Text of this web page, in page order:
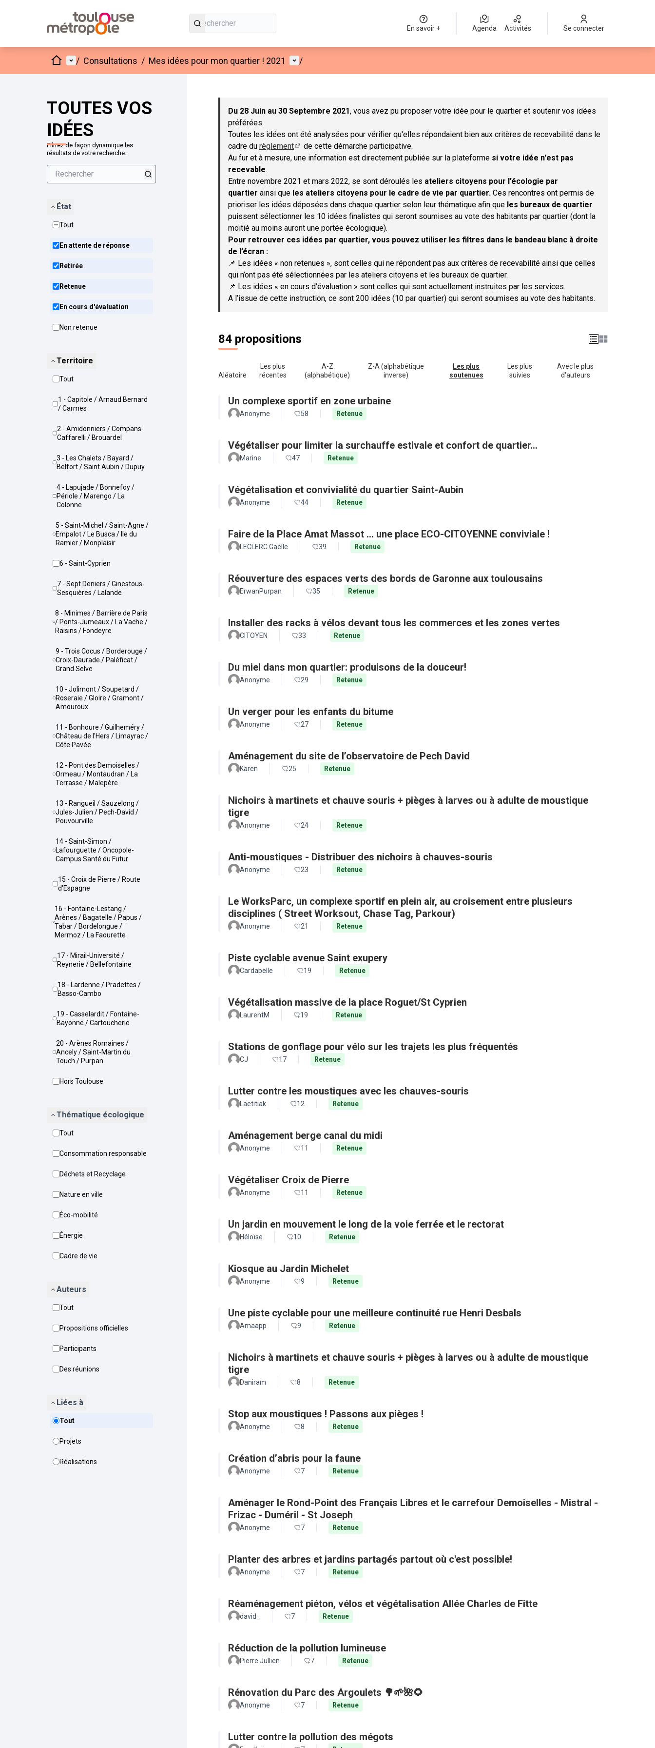
En savoir + Agenda Activités Se connecter
AccueilMenu principal
/ Consultations / Mes idées pour mon quartier ! 2021 Menu utilisateur
/
TOUTES VOS
IDÉES
Filtrez de façon dynamique les
résultats de votre recherche.
État
Tout
En attente de réponse
Retirée
Retenue
En cours d'évaluation
Non retenue
Territoire
Tout
1 - Capitole / Arnaud Bernard
/ Carmes
2 - Amidonniers / Compans-
Caffarelli / Brouardel
3 - Les Chalets / Bayard /
Belfort / Saint Aubin / Dupuy
4 - Lapujade / Bonnefoy /
Périole / Marengo / La
Colonne
5 - Saint-Michel / Saint-Agne /
Empalot / Le Busca / Ile du
Ramier / Monplaisir
6 - Saint-Cyprien
7 - Sept Deniers / Ginestous-
Sesquières / Lalande
8 - Minimes / Barrière de Paris
/ Ponts-Jumeaux / La Vache /
Raisins / Fondeyre
9 - Trois Cocus / Borderouge /
Croix-Daurade / Paléficat /
Grand Selve
10 - Jolimont / Soupetard /
Roseraie / Gloire / Gramont /
Amouroux
11 - Bonhoure / Guilheméry /
Château de l'Hers / Limayrac /
Côte Pavée
12 - Pont des Demoiselles /
Ormeau / Montaudran / La
Terrasse / Malepère
13 - Rangueil / Sauzelong /
Jules-Julien / Pech-David /
Pouvourville
14 - Saint-Simon /
Lafourguette / Oncopole-
Campus Santé du Futur
15 - Croix de Pierre / Route
d'Espagne
16 - Fontaine-Lestang /
Arènes / Bagatelle / Papus /
Tabar / Bordelongue /
Mermoz / La Faourette
17 - Mirail-Université /
Reynerie / Bellefontaine
18 - Lardenne / Pradettes /
Basso-Cambo
19 - Casselardit / Fontaine-
Bayonne / Cartoucherie
20 - Arènes Romaines /
Ancely / Saint-Martin du
Touch / Purpan
Hors Toulouse
Thématique écologique
Tout
Consommation responsable
Déchets et Recyclage
Nature en ville
Éco-mobilité
Énergie
Cadre de vie
Auteurs
Tout
Propositions officielles
Participants
Des réunions
Liées à
Tout
Projets
Réalisations
Passer la carte
Du 28 Juin au 30 Septembre 2021, vous avez pu proposer votre idée pour le quartier et soutenir vos idées
préférées.
Toutes les idées ont été analysées pour vérifier qu'elles répondaient bien aux critères de recevabilité dans le
cadre du règlement
(S'ouvre dans un nouvel onglet)
de cette démarche participative.
Au fur et à mesure, une information est directement publiée sur la plateforme si votre idée n'est pas
recevable.
Entre novembre 2021 et mars 2022, se sont déroulés les ateliers citoyens pour l’écologie par
quartier ainsi que les ateliers citoyens pour le cadre de vie par quartier. Ces rencontres ont permis de
prioriser les idées déposées dans chaque quartier selon leur thématique afin que les bureaux de quartier
puissent sélectionner les 10 idées finalistes qui seront soumises au vote des habitants par quartier (dont la
moitié au moins auront une portée écologique).
Pour retrouver ces idées par quartier, vous pouvez utiliser les filtres dans le bandeau blanc à droite
de l’écran :
📌 Les idées « non retenues », sont celles qui ne répondent pas aux critères de recevabilité ainsi que celles
qui n’ont pas été sélectionnées par les ateliers citoyens et les bureaux de quartier.
📌 Les idées « en cours d’évaluation » sont celles qui sont actuellement instruites par les services.
A l’issue de cette instruction, ce sont 200 idées (10 par quartier) qui seront soumises au vote des habitants.
84 propositions
Aléatoire
Les plus
récentes
A-Z
(alphabétique)
Z-A (alphabétique
inverse)
Les plus
soutenues
Les plus
suivies
Avec le plus
d'auteurs
Un complexe sportif en zone urbaine
Anonyme 58 Retenue
Végétaliser pour limiter la surchauffe estivale et confort de quartier...
Marine 47 Retenue
Végétalisation et convivialité du quartier Saint-Aubin
Anonyme 44 Retenue
Faire de la Place Amat Massot ... une place ECO-CITOYENNE conviviale !
LECLERC Gaëlle 39 Retenue
Réouverture des espaces verts des bords de Garonne aux toulousains
ErwanPurpan 35 Retenue
Installer des racks à vélos devant tous les commerces et les zones vertes
CITOYEN 33 Retenue
Du miel dans mon quartier: produisons de la douceur!
Anonyme 29 Retenue
Un verger pour les enfants du bitume
Anonyme 27 Retenue
Aménagement du site de l’observatoire de Pech David
Karen 25 Retenue
Nichoirs à martinets et chauve souris + pièges à larves ou à adulte de moustique
tigre
Anonyme 24 Retenue
Anti-moustiques - Distribuer des nichoirs à chauves-souris
Anonyme 23 Retenue
Le WorksParc, un complexe sportif en plein air, au croisement entre plusieurs
disciplines ( Street Worksout, Chase Tag, Parkour)
Anonyme 21 Retenue
Piste cyclable avenue Saint exupery
Cardabelle 19 Retenue
Végétalisation massive de la place Roguet/St Cyprien
LaurentM 19 Retenue
Stations de gonflage pour vélo sur les trajets les plus fréquentés
CJ 17 Retenue
Lutter contre les moustiques avec les chauves-souris
Laetitiak 12 Retenue
Aménagement berge canal du midi
Anonyme 11 Retenue
Végétaliser Croix de Pierre
Anonyme 11 Retenue
Un jardin en mouvement le long de la voie ferrée et le rectorat
Héloïse 10 Retenue
Kiosque au Jardin Michelet
Anonyme 9 Retenue
Une piste cyclable pour une meilleure continuité rue Henri Desbals
Amaapp 9 Retenue
Nichoirs à martinets et chauve souris + pièges à larves ou à adulte de moustique
tigre
Daniram 8 Retenue
Stop aux moustiques ! Passons aux pièges !
Anonyme 8 Retenue
Création d’abris pour la faune
Anonyme 7 Retenue
Aménager le Rond-Point des Français Libres et le carrefour Demoiselles - Mistral -
Frizac - Duméril - St Joseph
Anonyme 7 Retenue
Planter des arbres et jardins partagés partout où c'est possible!
Anonyme 7 Retenue
Réaménagement piéton, vélos et végétalisation Allée Charles de Fitte
david_ 7 Retenue
Réduction de la pollution lumineuse
Pierre Jullien 7 Retenue
Rénovation du Parc des Argoulets 🌳🌱🌺🌻
Anonyme 7 Retenue
Lutter contre la pollution des mégots